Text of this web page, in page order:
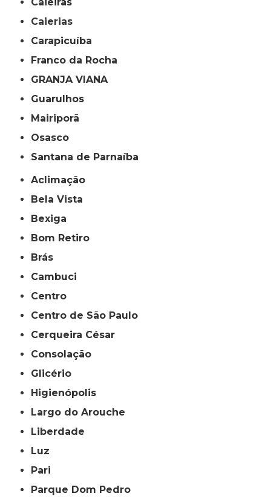
Caierias
Carapicuíba
Franco da Rocha
GRANJA VIANA
Guarulhos
Mairiporã
Osasco
Santana de Parnaíba
Aclimação
Bela Vista
Bexiga
Bom Retiro
Brás
Cambuci
Centro
Centro de São Paulo
Cerqueira César
Consolação
Glicério
Higienópolis
Largo do Arouche
Liberdade
Luz
Pari
Parque Dom Pedro